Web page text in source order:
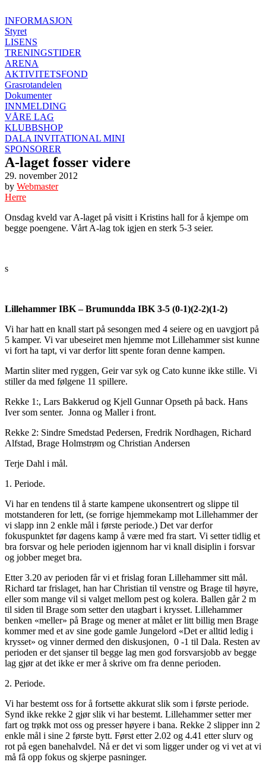
INFORMASJON
Styret
LISENS
TRENINGSTIDER
ARENA
AKTIVITETSFOND
Grasrotandelen
Dokumenter
INNMELDING
VÅRE LAG
KLUBBSHOP
DALA INVITATIONAL MINI
SPONSORER
A-laget fosser videre
29. november 2012
by Webmaster
Herre
Onsdag kveld var A-laget på visitt i Kristins hall for å kjempe om
begge poengene. Vårt A-lag tok igjen en sterk 5-3 seier.
s
Lillehammer IBK – Brumundda IBK 3-5 (0-1)(2-2)(1-2)
Vi har hatt en knall start på sesongen med 4 seiere og en uavgjort på
5 kamper. Vi var ubeseiret men hjemme mot Lillehammer sist kunne
vi fort ha tapt, vi var derfor litt spente foran denne kampen.
Martin sliter med ryggen, Geir var syk og Cato kunne ikke stille. Vi
stiller da med følgene 11 spillere.
Rekke 1:, Lars Bakkerud og Kjell Gunnar Opseth på back. Hans
Iver som senter. Jonna og Maller i front.
Rekke 2: Sindre Smedstad Pedersen, Fredrik Nordhagen, Richard
Alfstad, Brage Holmstrøm og Christian Andersen
Terje Dahl i mål.
1. Periode.
Vi har en tendens til å starte kampene ukonsentrert og slippe til
motstanderen for lett, (se forrige hjemmekamp mot Lillehammer der
vi slapp inn 2 enkle mål i første periode.) Det var derfor
fokuspunktet før dagens kamp å være med fra start. Vi setter tidlig et
bra forsvar og hele perioden igjennom har vi knall disiplin i forsvar
og jobber meget bra.
Etter 3.20 av perioden får vi et frislag foran Lillehammer sitt mål.
Richard tar frislaget, han har Christian til venstre og Brage til høyre,
eller som mange vil si valget mellom pest og kolera. Ballen går 2 m
til siden til Brage som setter den utagbart i krysset. Lillehammer
benken «meller» på Brage og mener at målet er litt billig men Brage
kommer med et av sine gode gamle Jungelord «Det er alltid ledig i
krysset» og vinner dermed den diskusjonen, 0 -1 til Dala. Resten av
perioden er det sjanser til begge lag men god forsvarsjobb av begge
lag gjør at det ikke er mer å skrive om fra denne perioden.
2. Periode.
Vi har bestemt oss for å fortsette akkurat slik som i første periode.
Synd ikke rekke 2 gjør slik vi har bestemt. Lillehammer setter mer
fart og trøkk mot oss og presser høyere i bana. Rekke 2 slipper inn 2
enkle mål i sine 2 første bytt. Først etter 2.02 og 4.41 etter slurv og
rot på egen banehalvdel. Nå er det vi som ligger under og vi vet at vi
må få opp fokus og skjerpe pasninger.